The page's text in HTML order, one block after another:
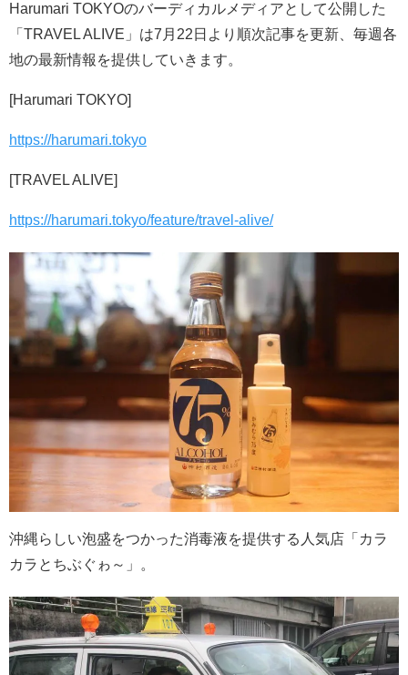
Harumari TOKYOのバーディカルメディアとして公開した
「TRAVEL ALIVE」は7月22日より順次記事を更新、毎週各
地の最新情報を提供していきます。
[Harumari TOKYO]
https://harumari.tokyo
[TRAVEL ALIVE]
https://harumari.tokyo/feature/travel-alive/
沖縄らしい泡盛をつかった消毒液を提供する人気店「カラ
カラとちぶぐゎ～」。